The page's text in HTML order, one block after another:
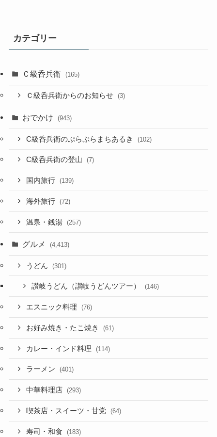
カテゴリー
Ｃ級呑兵衛 (165)
Ｃ級呑兵衛からのお知らせ (3)
おでかけ (943)
C級呑兵衛のぷらぷらまちあるき (102)
C級呑兵衛の登山 (7)
国内旅行 (139)
海外旅行 (72)
温泉・銭湯 (257)
グルメ (4,413)
うどん (301)
讃岐うどん（讃岐うどんツアー） (146)
エスニック料理 (76)
お好み焼き・たこ焼き (61)
カレー・インド料理 (114)
ラーメン (401)
中華料理店 (293)
喫茶店・スイーツ・甘党 (64)
寿司・和食 (183)